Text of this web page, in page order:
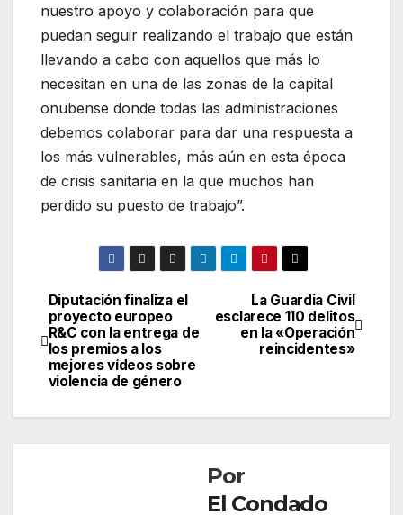
nuestro apoyo y colaboración para que
puedan seguir realizando el trabajo que están
llevando a cabo con aquellos que más lo
necesitan en una de las zonas de la capital
onubense donde todas las administraciones
debemos colaborar para dar una respuesta a
los más vulnerables, más aún en esta época
de crisis sanitaria en la que muchos han
perdido su puesto de trabajo”.
Navegación
de
entradas
La Guardia Civil
esclarece 110 delitos
en la «Operación
reincidentes»
Diputación finaliza el
proyecto europeo
R&C con la entrega de
los premios a los
mejores vídeos sobre
violencia de género
Por
El Condado